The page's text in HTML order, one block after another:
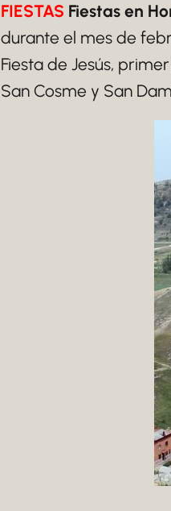
FIESTAS Fiestas en
durante el mes de
Fiesta de Jesús,
San Cosme y San